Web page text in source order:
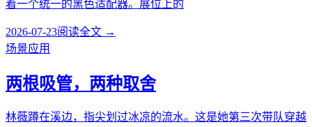
着一个统一的黑色适配器。展位上的
2026-07-23阅读全文 →
场景应用
两根吸管，两种取舍
林薇蹲在溪边，指尖划过冰凉的流水。这是她第三次带队穿越